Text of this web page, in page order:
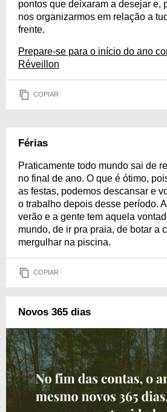
pontos que deixaram a desejar e,
nos organizarmos em relação a
frente.
Prepare-se para o início do ano
Réveillon
COPIAR
Férias
Praticamente todo mundo sai de
no final de ano. O que é ótimo,
as festas, podemos descansar e
o trabalho depois desse período.
verão e a gente tem aquela
mundo, de ir pra praia, de botar a
mergulhar na piscina.
COPIAR
Novos 365 dias